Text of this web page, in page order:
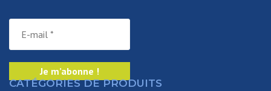
CATÉGORIES DE PRODUITS